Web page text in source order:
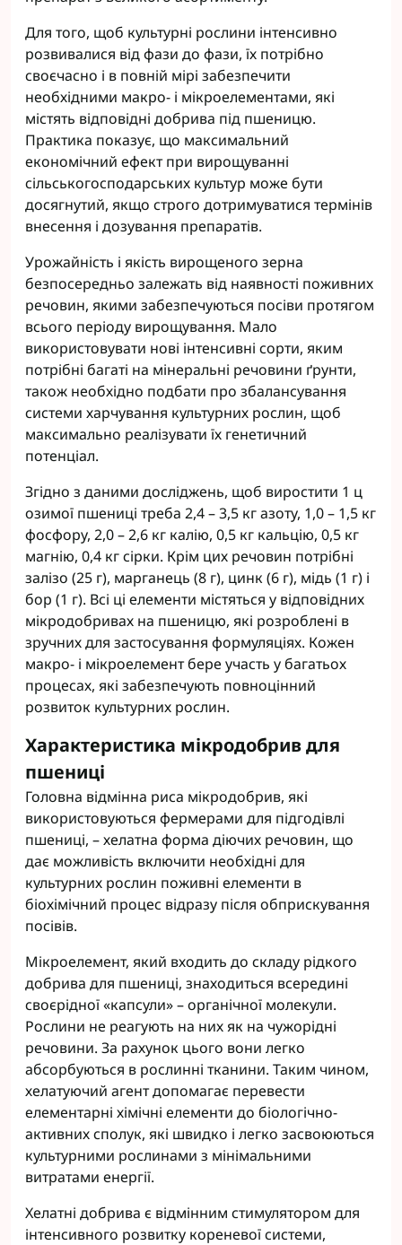
Для того, щоб культурні рослини інтенсивно
розвивалися від фази до фази, їх потрібно
своєчасно і в повній мірі забезпечити
необхідними макро- і мікроелементами, які
містять відповідні добрива під пшеницю.
Практика показує, що максимальний
економічний ефект при вирощуванні
сільськогосподарських культур може бути
досягнутий, якщо строго дотримуватися термінів
внесення і дозування препаратів.
Урожайність і якість вирощеного зерна
безпосередньо залежать від наявності поживних
речовин, якими забезпечуються посіви протягом
всього періоду вирощування. Мало
використовувати нові інтенсивні сорти, яким
потрібні багаті на мінеральні речовини ґрунти,
також необхідно подбати про збалансування
системи харчування культурних рослин, щоб
максимально реалізувати їх генетичний
потенціал.
Згідно з даними досліджень, щоб виростити 1 ц
озимої пшениці треба 2,4 – 3,5 кг азоту, 1,0 – 1,5 кг
фосфору, 2,0 – 2,6 кг калію, 0,5 кг кальцію, 0,5 кг
магнію, 0,4 кг сірки. Крім цих речовин потрібні
залізо (25 г), марганець (8 г), цинк (6 г), мідь (1 г) і
бор (1 г). Всі ці елементи містяться у відповідних
мікродобривах на пшеницю, які розроблені в
зручних для застосування формуляціях. Кожен
макро- і мікроелемент бере участь у багатьох
процесах, які забезпечують повноцінний
розвиток культурних рослин.
Характеристика мікродобрив для
пшениці
Головна відмінна риса мікродобрив, які
використовуються фермерами для підгодівлі
пшениці, – хелатна форма діючих речовин, що
дає можливість включити необхідні для
культурних рослин поживні елементи в
біохімічний процес відразу після обприскування
посівів.
Мікроелемент, який входить до складу рідкого
добрива для пшениці, знаходиться всередині
своєрідної «капсули» – органічної молекули.
Рослини не реагують на них як на чужорідні
речовини. За рахунок цього вони легко
абсорбуються в рослинні тканини. Таким чином,
хелатуючий агент допомагає перевести
елементарні хімічні елементи до біологічно-
активних сполук, які швидко і легко засвоюються
культурними рослинами з мінімальними
витратами енергії.
Хелатні добрива є відмінним стимулятором для
інтенсивного розвитку кореневої системи,